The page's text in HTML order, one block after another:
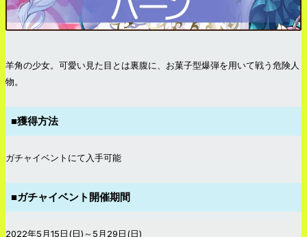
羊角の少女。可愛い見た目とは裏腹に、お菓子型爆弾を用いて戦う危険人
物。
■獲得方法
ガチャイベントにて入手可能
■ガチャイベント開催期間
2022年5月15日(日)～5月29日(日)